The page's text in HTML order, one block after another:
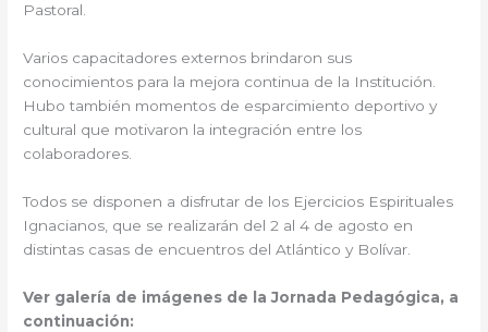
Pastoral.
Varios capacitadores externos brindaron sus
conocimientos para la mejora continua de la Institución.
Hubo también momentos de esparcimiento deportivo y
cultural que motivaron la integración entre los
colaboradores.
Todos se disponen a disfrutar de los Ejercicios Espirituales
Ignacianos, que se realizarán del 2 al 4 de agosto en
distintas casas de encuentros del Atlántico y Bolívar.
Ver galería de imágenes de la Jornada Pedagógica, a
continuación: